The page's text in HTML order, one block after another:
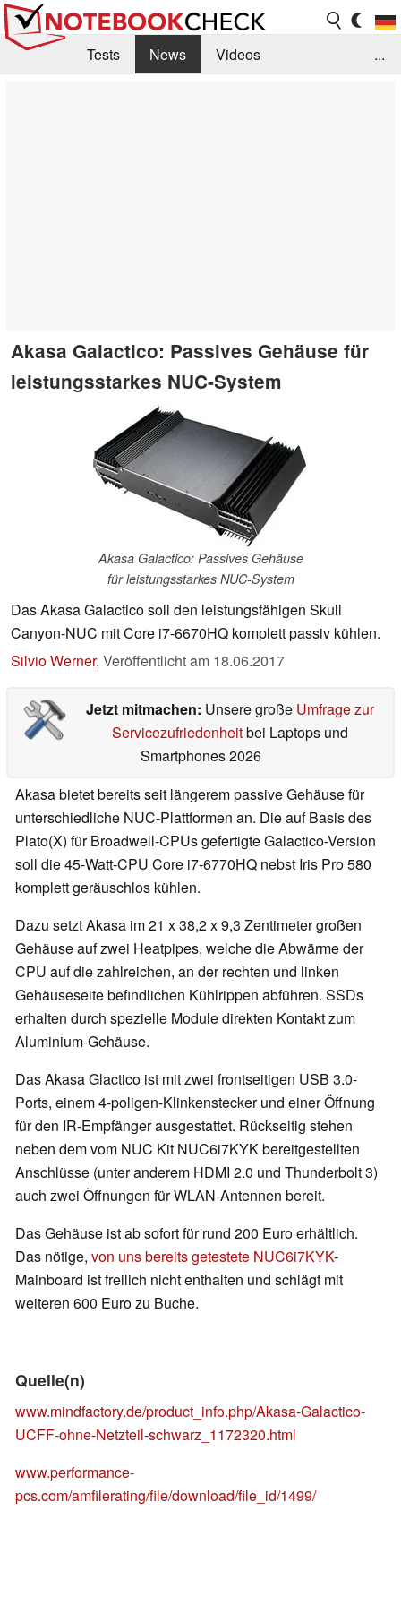
Tests News
Videos
...
Akasa Galactico: Passives Gehäuse für
leistungsstarkes NUC-System
Akasa Galactico: Passives Gehäuse
für leistungsstarkes NUC-System
Das Akasa Galactico soll den leistungsfähigen Skull
Canyon-NUC mit Core i7-6670HQ komplett passiv kühlen.
Silvio Werner, Veröffentlicht am 18.06.2017
Jetzt mitmachen: Unsere große Umfrage zur
Servicezufriedenheitbei Laptops und
Smartphones 2026
Akasa bietet bereits seit längerem passive Gehäuse für
unterschiedliche NUC-Plattformen an. Die auf Basis des
Plato(X) für Broadwell-CPUs gefertigte Galactico-Version
soll die 45-Watt-CPU Core i7-6770HQ nebst Iris Pro 580
komplett geräuschlos kühlen.
Dazu setzt Akasa im 21 x 38,2 x 9,3 Zentimeter großen
Gehäuse auf zwei Heatpipes, welche die Abwärme der
CPU auf die zahlreichen, an der rechten und linken
Gehäuseseite befindlichen Kühlrippen abführen. SSDs
erhalten durch spezielle Module direkten Kontakt zum
Aluminium-Gehäuse.
Das Akasa Glactico ist mit zwei frontseitigen USB 3.0-
Ports, einem 4-poligen-Klinkenstecker und einer Öffnung
für den IR-Empfänger ausgestattet. Rückseitig stehen
neben dem vom NUC Kit NUC6i7KYK bereitgestellten
Anschlüsse (unter anderem HDMI 2.0 und Thunderbolt 3)
auch zwei Öffnungen für WLAN-Antennen bereit.
Das Gehäuse ist ab sofort für rund 200 Euro erhältlich.
Das nötige, von uns bereits getestete NUC6i7KYK-
Mainboard ist freilich nicht enthalten und schlägt mit
weiteren 600 Euro zu Buche.
Quelle(n)
www.mindfactory.de/product_info.php/Akasa-Galactico-
UCFF-ohne-Netzteil-schwarz_1172320.html
www.performance-
pcs.com/amfilerating/file/download/file_id/1499/